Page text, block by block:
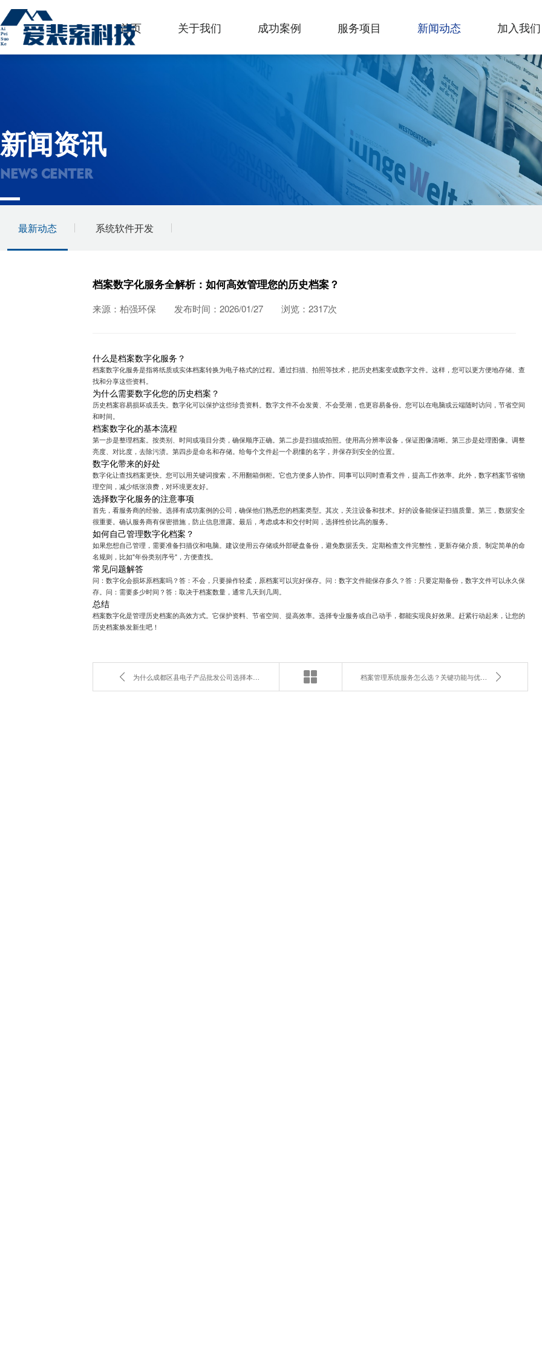
首页 关于我们 成功案例 服务项目 新闻动态 加入我们
新闻资讯
NEWS CENTER
最新动态 系统软件开发
档案数字化服务全解析：如何高效管理您的历史档案？
来源：柏强环保 发布时间：2026/01/27 浏览：2317次
什么是档案数字化服务？
档案数字化服务是指将纸质或实体档案转换为电子格式的过程。通过扫描、拍照等技术，把历史档案变成数字文件。这样，您可以更方便地存储、查
找和分享这些资料。
为什么需要数字化您的历史档案？
历史档案容易损坏或丢失。数字化可以保护这些珍贵资料。数字文件不会发黄、不会受潮，也更容易备份。您可以在电脑或云端随时访问，节省空间
和时间。
档案数字化的基本流程
第一步是整理档案。按类别、时间或项目分类，确保顺序正确。第二步是扫描或拍照。使用高分辨率设备，保证图像清晰。第三步是处理图像。调整
亮度、对比度，去除污渍。第四步是命名和存储。给每个文件起一个易懂的名字，并保存到安全的位置。
数字化带来的好处
数字化让查找档案更快。您可以用关键词搜索，不用翻箱倒柜。它也方便多人协作。同事可以同时查看文件，提高工作效率。此外，数字档案节省物
理空间，减少纸张浪费，对环境更友好。
选择数字化服务的注意事项
首先，看服务商的经验。选择有成功案例的公司，确保他们熟悉您的档案类型。其次，关注设备和技术。好的设备能保证扫描质量。第三，数据安全
很重要。确认服务商有保密措施，防止信息泄露。最后，考虑成本和交付时间，选择性价比高的服务。
如何自己管理数字化档案？
如果您想自己管理，需要准备扫描仪和电脑。建议使用云存储或外部硬盘备份，避免数据丢失。定期检查文件完整性，更新存储介质。制定简单的命
名规则，比如"年份类别序号"，方便查找。
常见问题解答
问：数字化会损坏原档案吗？答：不会，只要操作轻柔，原档案可以完好保存。问：数字文件能保存多久？答：只要定期备份，数字文件可以永久保
存。问：需要多少时间？答：取决于档案数量，通常几天到几周。
总结
档案数字化是管理历史档案的高效方式。它保护资料、节省空间、提高效率。选择专业服务或自己动手，都能实现良好效果。赶紧行动起来，让您的
历史档案焕发新生吧！
为什么成都区县电子产品批发公司选择本地供应商更划算？ 档案管理系统服务怎么选？关键功能与优势深度解读